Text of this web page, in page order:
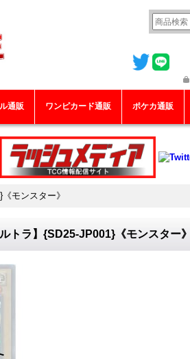
通販 ワンピカード通販 ポケカ通販
モンスター》
トラ】{SD25-JP001}《モンスター》